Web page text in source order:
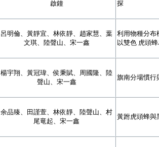
啟鐘
探
呂明倫、黃靜宜、林依靜、趙家慧、葉
文琪、陸聲山、宋一鑫
利用物種分布
以雙色 虎頭
楊宇翔、黃冠瑋、侯秉賦、周國隆、陸
聲山、宋一鑫
旗南分場慣行
余品臻、田謹萱、林依靜、陸聲山、村
尾竜起、宋一鑫
黃跗虎頭蜂與